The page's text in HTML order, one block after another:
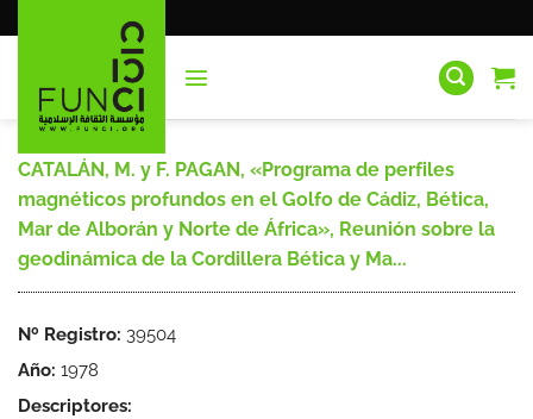
al
CATALÁN, M. y F. PAGAN, «Programa de perfiles
magnéticos profundos en el Golfo de Cádiz, Bética,
Mar de Alborán y Norte de África», Reunión sobre la
geodinámica de la Cordillera Bética y Ma...
Nº Registro: 39504
Año: 1978
Descriptores: